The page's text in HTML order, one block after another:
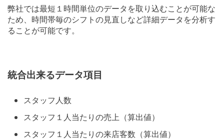
弊社では最短１時間単位のデータを取り込むことが可能な
ため、時間帯毎のシフトの見直しなど詳細データを分析す
ることが可能です。
統合出来るデータ項目
スタッフ人数
スタッフ１人当たりの売上（算出値）
スタッフ１人当たりの来店客数（算出値）